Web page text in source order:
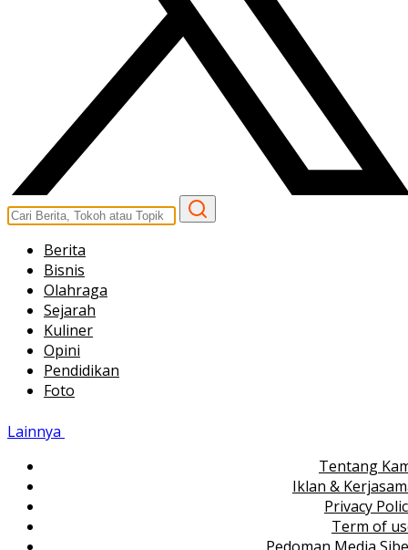
Berita
Bisnis
Olahraga
Sejarah
Kuliner
Opini
Pendidikan
Foto
Lainnya
Tentang
Iklan &
Privacy
Term of